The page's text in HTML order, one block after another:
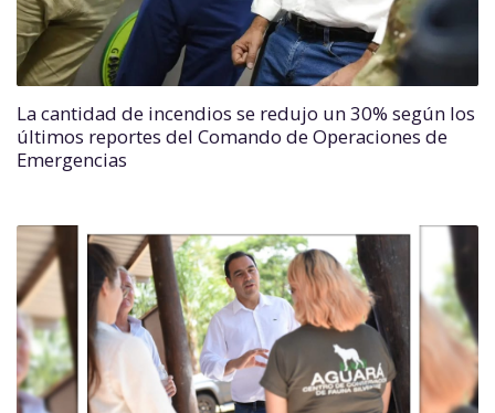
La cantidad de incendios se redujo un 30% según los
últimos reportes del Comando de Operaciones de
Emergencias